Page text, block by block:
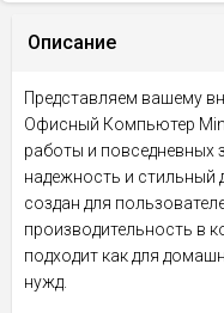
Описание
Представляем вашему
Офисный Компьютер
работы и повседневных
надежность и
создан для
производительность в
подходит как для
нужд.